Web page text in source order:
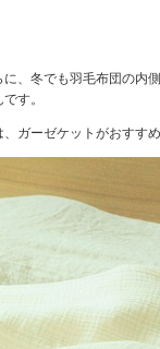
、冬でも羽毛布団の内
す。
ガーゼケットがおすすめ